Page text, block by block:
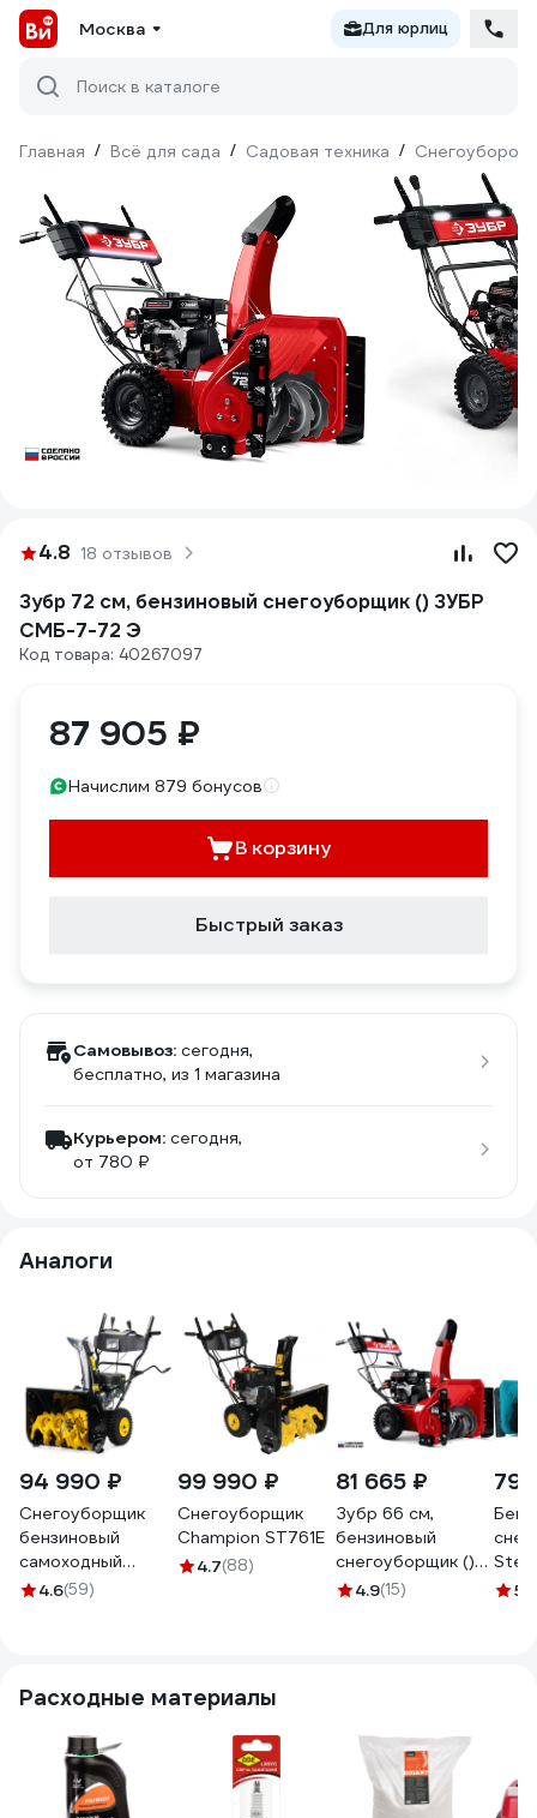
Москва Для юрлиц
Поиск в каталоге
Главная / Всё для сада / Садовая техника /
4.8 18 отзывов
Зубр 72 см, бензиновый снегоуборщик () ЗУБР
СМБ-7-72 Э
Код товара: 40267097
87 905 ₽
Начислим 879 бонусов
В корзину
Быстрый заказ
Самовывоз: сегодня,
бесплатно, из 1 магазина
Курьером: сегодня,
от 780 ₽
Аналоги
94 990 ₽
Снегоуборщик
бензиновый
самоходный
CHAMPION
4.6(59)
99 990 ₽
Снегоуборщик
Champion ST761E
4.7(88)
81 665 ₽
Зубр 66 см,
бензиновый
снегоуборщик ()
ЗУБР СМБ-7-66 Э
4.9(15)
79
5
Расходные материалы